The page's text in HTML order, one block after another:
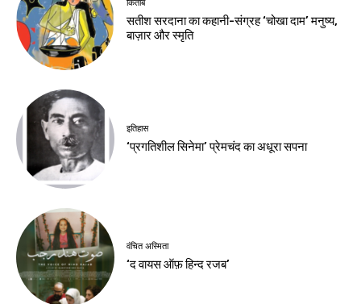
किताबें
सतीश सरदाना का कहानी-संग्रह ‘चोखा दाम’ मनुष्य,
बाज़ार और स्मृति
इतिहास
‘प्रगतिशील सिनेमा’ प्रेमचंद का अधूरा सपना
वंचित अस्मिता
‘द वायस ऑफ़ हिन्द रजब’